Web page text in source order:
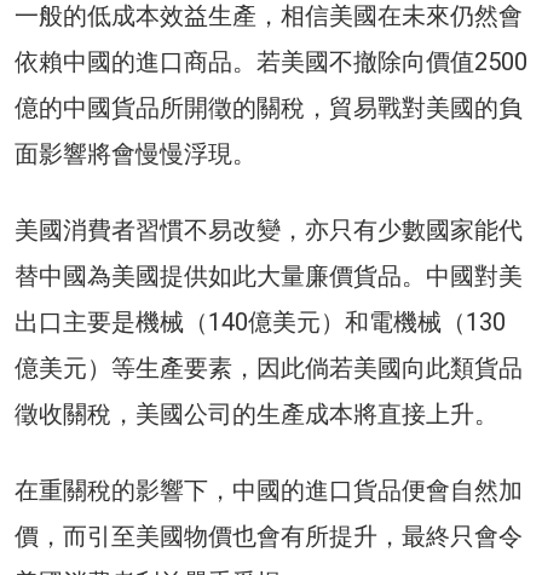
一般的低成本效益生產，相信美國在未來仍然會
依賴中國的進口商品。若美國不撤除向價值2500
億的中國貨品所開徵的關稅，貿易戰對美國的負
面影響將會慢慢浮現。
美國消費者習慣不易改變，亦只有少數國家能代
替中國為美國提供如此大量廉價貨品。中國對美
出口主要是機械（140億美元）和電機械（130
億美元）等生產要素，因此倘若美國向此類貨品
徵收關稅，美國公司的生產成本將直接上升。
在重關稅的影響下，中國的進口貨品便會自然加
價，而引至美國物價也會有所提升，最終只會令